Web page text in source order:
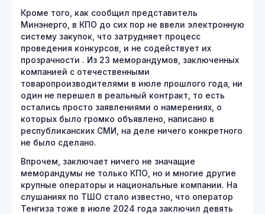
Кроме того, как сообщил представитель
Минэнерго, в КПО до сих пор не ввели электронную
систему закупок, что затрудняет процесс
проведения конкурсов, и не содействует их
прозрачности . Из 23 меморандумов, заключенных
компанией с отечественными
товаропроизводителями в июле прошлого года, ни
один не перешел в реальный контракт, то есть
остались просто заявлениями о намерениях, о
которых было громко объявлено, написано в
республиканских СМИ, на деле ничего конкретного
не было сделано.
Впрочем, заключает ничего не значащие
меморандумы не только КПО, но и многие другие
крупные операторы и национальные компании. На
слушаниях по ТШО стало известно, что оператор
Тенгиза тоже в июле 2024 года заключил девять